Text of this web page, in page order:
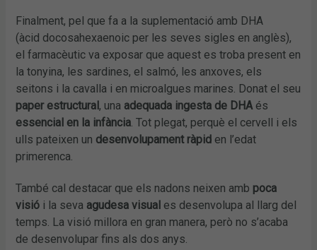
Finalment, pel que fa a la suplementació amb DHA
(àcid docosahexaenoic per les seves sigles en anglès),
el farmacèutic va exposar que aquest es troba present en
la tonyina, les sardines, el salmó, les anxoves, els
seitons i la cavalla i en microalgues marines. Donat el seu
paper estructural, una adequada ingesta de DHA és
essencial en la infància . Tot plegat, perquè el cervell i els
ulls pateixen un desenvolupament ràpid en l’edat
primerenca.
També cal destacar que els nadons neixen amb poca
visió i la seva agudesa visual es desenvolupa al llarg del
temps. La visió millora en gran manera, però no s’acaba
de desenvolupar fins als dos anys.